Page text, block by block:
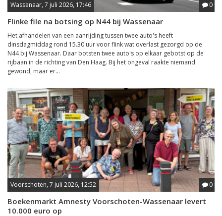
Wassenaar, 7 juli 2026, 17:46 0
Flinke file na botsing op N44 bij Wassenaar
Het afhandelen van een aanrijding tussen twee auto's heeft
dinsdagmiddag rond 15.30 uur voor flink wat overlast gezorgd op de
N44 bij Wassenaar. Daar botsten twee auto's op elkaar gebotst op de
rijbaan in de richting van Den Haag. Bij het ongeval raakte niemand
gewond, maar er...
Voorschoten, 7 juli 2026, 12:52 0
Boekenmarkt Amnesty Voorschoten-Wassenaar levert
10.000 euro op